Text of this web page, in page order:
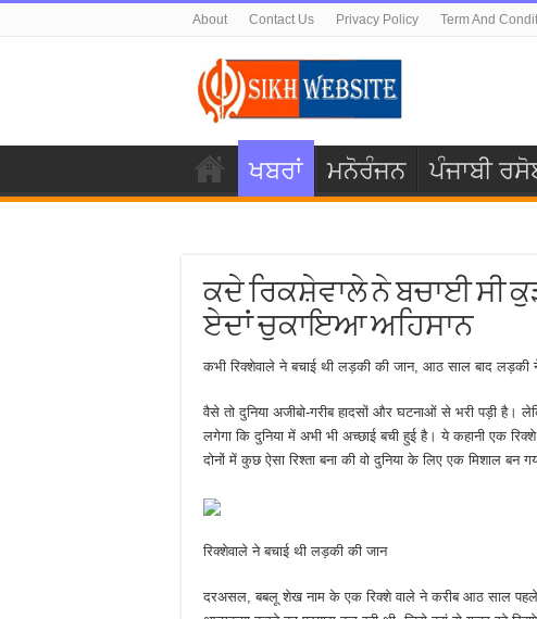
About Contact Us Privacy Policy Term And
ਖਬਰਾਂ ਮਨੋਰੰਜਨ ਪੰਜਾਬੀ
ਕਦੇ ਰਿਕਸ਼ੇਵਾਲੇ ਨੇ ਬਚਾਈ ਸੀ
ਏਦਾਂ ਚੁਕਾਇਆ ਅਹਿਸਾਨ
कभी रिक्शेवाले ने बचाई थी लड़की की जान, आठ साल बाद लड़की
वैसे तो दुनिया अजीबो-गरीब हादसों और घटनाओं से भरी पड़ी
लगेगा कि दुनिया में अभी भी अच्छाई बची हुई है। ये कहानी एक
दोनों में कुछ ऐसा रिश्ता बना की वो दुनिया के लिए एक मिशाल बन
रिक्शेवाले ने बचाई थी लड़की की जान
दरअसल, बबलू शेख नाम के एक रिक्शे वाले ने करीब आठ साल